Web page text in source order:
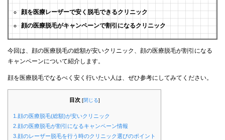
顔を医療レーザーで安く脱毛できるクリニック
顔の医療脱毛がキャンペーンで割引になるクリニック
今回は、顔の医療脱毛の総額が安いクリニック、顔の医療脱毛が割引になる
キャンペーンについて紹介します。
顔を医療脱毛でなるべく安く行いたい人は、ぜひ参考にしてみてください。
目次 [閉じる]
1.顔の医療脱毛(総額)が安いクリニック
2.顔の医療脱毛が割引になるキャンペーン情報
3.顔のレーザー脱毛を行う時のクリニック選びのポイント